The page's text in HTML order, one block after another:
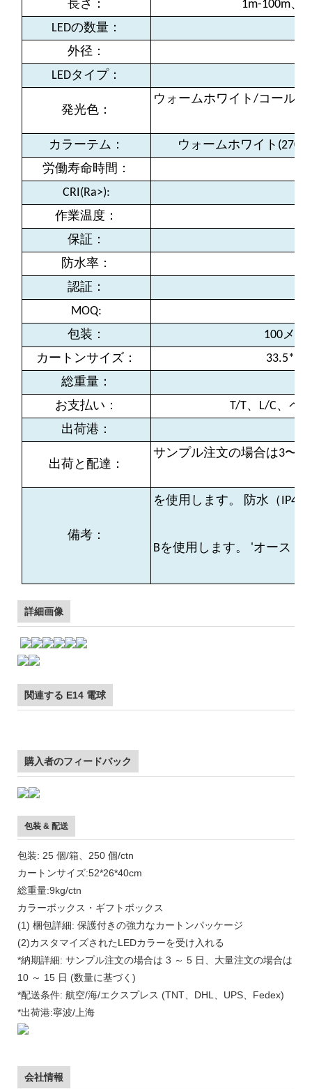
長さ：
1m-100m、
LEDの数量：
外径：
LEDタイプ：
発光色：
ウォームホワイト/コール
カラーテム：
ウォームホワイト
労働寿命時間：
CRI(Ra>):
作業温度：
保証：
防水率：
認証：
MOQ:
包装：
100メ
カートンサイズ：
総重量：
お支払い：
T/T、L/C、ペ
出荷港：
出荷と配達：
サンプル注文の場合は3〜5
備考：
を使用します。 防水（
Bを使用します。 'オースト
詳細画像
関連する E14 電球
購入者のフィードバック
包装 & 配送
包装: 25 個/箱、250 個/ctn
カートンサイズ:52*26*40cm
総重量:9kg/ctn
カラーボックス・ギフトボックス
(1) 梱包詳細: 保護付きの強力なカートンパッケージ
(2)カスタマイズされたLEDカラーを受け入れる
*納期詳細: サンプル注文の場合は 3 ～ 5 日、大量注文の場合は
10 ～ 15 日 (数量に基づく)
*配送条件: 航空/海/エクスプレス (TNT、DHL、UPS、Fedex)
*出荷港:寧波/上海
会社情報